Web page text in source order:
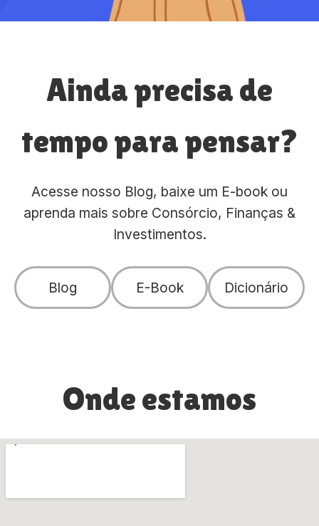
Ainda precisa de
tempo para pensar?
Acesse nosso Blog, baixe um E-book ou
aprenda mais sobre Consórcio, Finanças &
Investimentos.
Blog E-Book Dicionário
Onde estamos